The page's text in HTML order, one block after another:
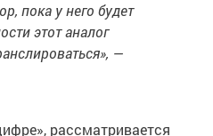
пока у него будет
этот аналог
—
рассматривается